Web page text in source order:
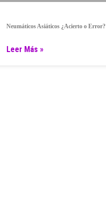
Neumáticos Asiáticos ¿Acierto o Error?
Leer Más »